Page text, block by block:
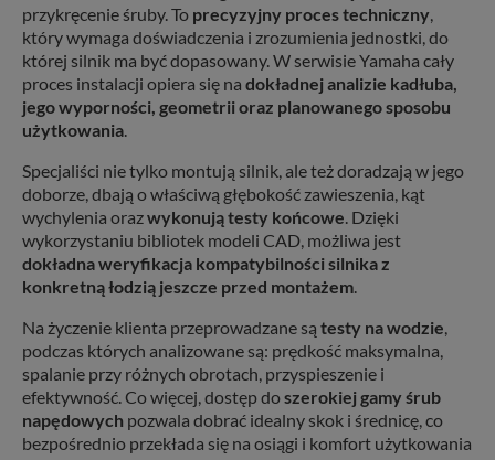
przykręcenie śruby. To precyzyjny proces techniczny,
który wymaga doświadczenia i zrozumienia jednostki, do
której silnik ma być dopasowany. W serwisie Yamaha cały
proces instalacji opiera się na dokładnej analizie kadłuba,
jego wyporności, geometrii oraz planowanego sposobu
użytkowania.
Specjaliści nie tylko montują silnik, ale też doradzają w jego
doborze, dbają o właściwą głębokość zawieszenia, kąt
wychylenia orazwykonują testy końcowe. Dzięki
wykorzystaniu bibliotek modeli CAD, możliwa jest
dokładna weryfikacja kompatybilności silnika z
konkretną łodzią jeszcze przed montażem.
Na życzenie klienta przeprowadzane są testy na wodzie,
podczas których analizowane są: prędkość maksymalna,
spalanie przy różnych obrotach, przyspieszenie i
efektywność. Co więcej, dostęp doszerokiej gamy śrub
napędowych pozwala dobrać idealny skok i średnicę, co
bezpośrednio przekłada się na osiągi i komfort użytkowania